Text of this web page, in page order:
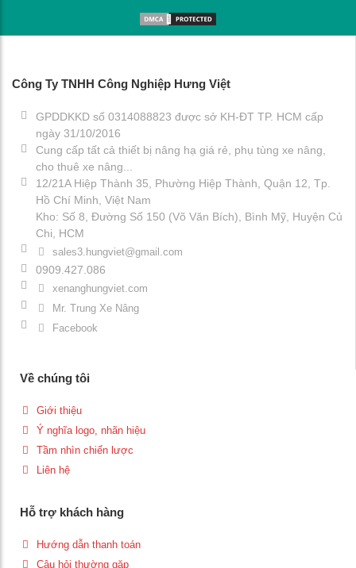
Công Ty TNHH Công Nghiệp Hưng Việt
GPDDKKD số 0314088823 được sở KH-ĐT TP. HCM cấp
ngày 31/10/2016
Cung cấp tất cả thiết bị nâng hạ giá rẻ, phụ tùng xe nâng,
cho thuê xe nâng...
12/21A Hiệp Thành 35, Phường Hiệp Thành, Quận 12, Tp.
Hồ Chí Minh, Việt Nam
Kho: Số 8, Đường Số 150 (Võ Văn Bích), Bình Mỹ, Huyện Củ
Chi, HCM
sales3.hungviet@gmail.com
0909.427.086
xenanghungviet.com
Mr. Trung Xe Nâng
Facebook
Về chúng tôi
Giới thiệu
Ý nghĩa logo, nhãn hiệu
Tầm nhìn chiến lược
Liên hệ
Hỗ trợ khách hàng
Hướng dẫn thanh toán
Câu hỏi thường gặp